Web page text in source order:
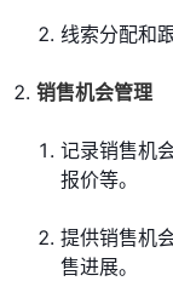
线索分配和
销售机会管理
记录销售机
报价等。
提供销售机
售进展。